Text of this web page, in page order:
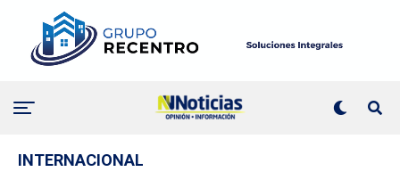
INTERNACIONAL